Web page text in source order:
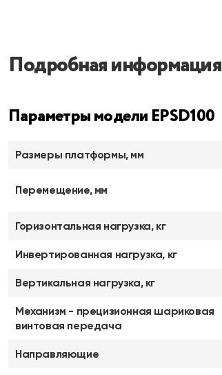
Подробная информация
Параметры модели EPSD100
Размеры платформы, мм
Перемещение, мм
Горизонтальная нагрузка, кг
Инвертированная нагрузка, кг
Вертикальная нагрузка, кг
Механизм - прецизионная шариковая
винтовая передача
Направляющие